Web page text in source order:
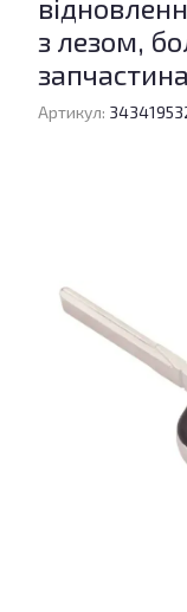
з лезом,
Артикул: